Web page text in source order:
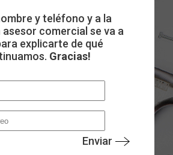
y teléfono y a la
asesor comercial se va a
explicarte de qué
Gracias!
Enviar